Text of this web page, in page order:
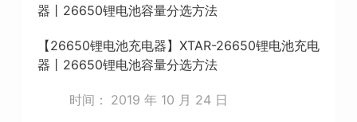
器丨26650锂电池容量分选方法
【26650锂电池充电器】XTAR-26650锂电池充电
器丨26650锂电池容量分选方法
时间： 2019 年 10 月 24 日